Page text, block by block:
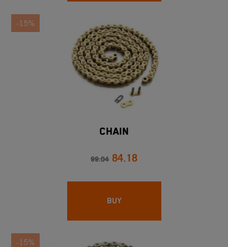
-15%
CHAIN
99.04 84.18
BUY
-15%